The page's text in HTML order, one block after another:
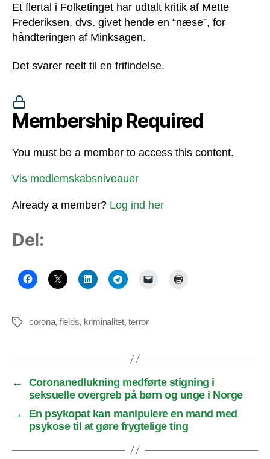
Et flertal i Folketinget har udtalt kritik af Mette
Frederiksen, dvs. givet hende en “næse”, for
håndteringen af Minksagen.
Det svarer reelt til en frifindelse.
Membership Required
You must be a member to access this content.
Vis medlemskabsniveauer
Already a member? Log ind her
Del:
Tagscorona, fields, kriminalitet,terror
←
Coronanedlukning medførte stigning i
seksuelle overgreb på børn og unge i Norge
→
En psykopat kan manipulere en mand med
psykose til at gøre frygtelige ting